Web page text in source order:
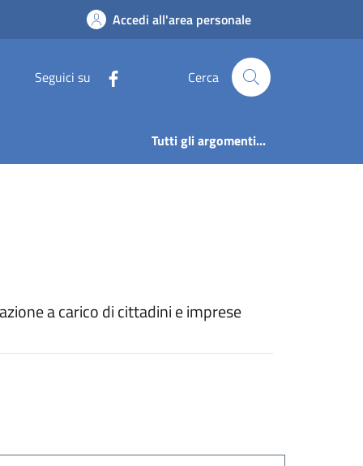
Accedi all'area personale
Seguici su Cerca
Tutti gli argomenti...
a carico di cittadini e imprese